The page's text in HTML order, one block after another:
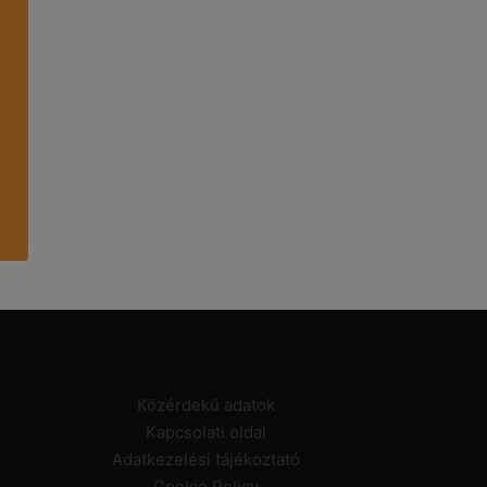
Közérdekű adatok
Kapcsolati oldal
Adatkezelési tájékoztató